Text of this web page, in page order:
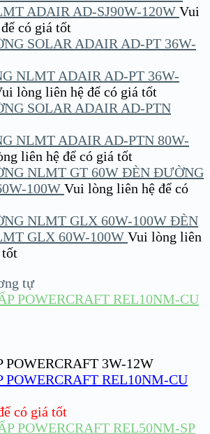
ADAIR AD-SJ90W-120W Vui
có giá tốt
NLMT ADAIR AD-PT 36W-
lòng liên hệ để có giá tốt
NLMT ADAIR AD-PTN 80W-
liên hệ để có giá tốt
ĐÈN ĐƯỜNG
100W Vui lòng liên hệ để có
ĐÈN
GLX 60W-100W Vui lòng liên
tốt
tự
3W-12W
REL10NM-CU
có giá tốt